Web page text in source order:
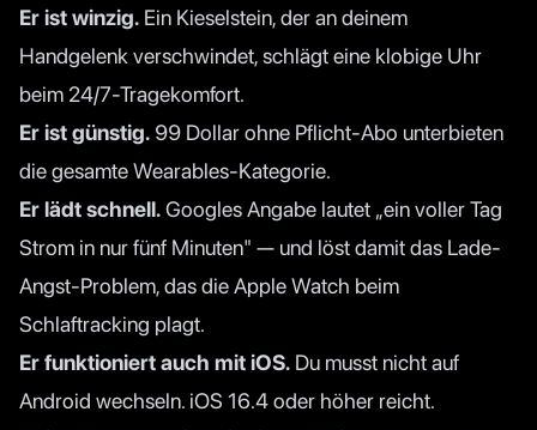
Er ist winzig. Ein Kieselstein, der an deinem
Handgelenk verschwindet, schlägt eine klobige Uhr
beim 24/7-Tragekomfort.
Er ist günstig. 99 Dollar ohne Pflicht-Abo unterbieten
die gesamte Wearables-Kategorie.
Er lädt schnell.Googles Angabe lautet „ein voller Tag
Strom in nur fünf Minuten" — und löst damit das Lade-
Angst-Problem, das die Apple Watch beim
Schlaftracking plagt.
Er funktioniert auch mit iOS. Du musst nicht auf
Android wechseln. iOS 16.4 oder höher reicht.